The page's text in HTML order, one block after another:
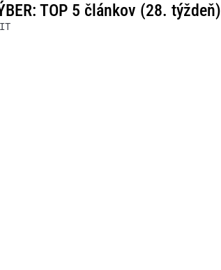
TOP 5 článkov (28. týždeň)